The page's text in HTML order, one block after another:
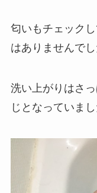
匂いもチェック
はありませんでし
洗い上がりはさ
じとなっていまし